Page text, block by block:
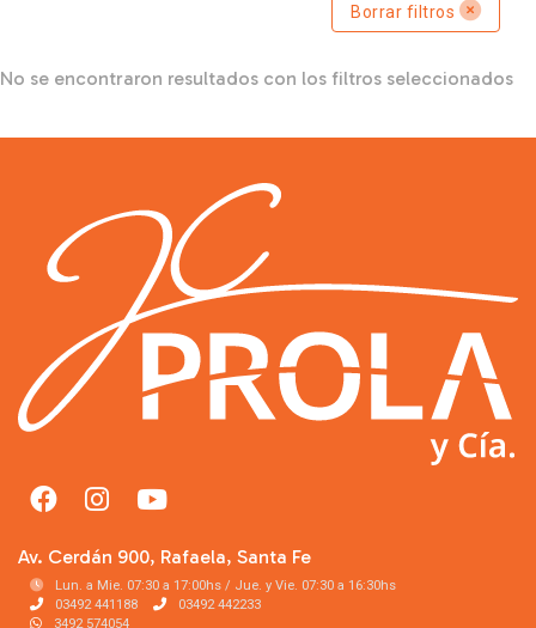
Borrar filtros
No se encontraron resultados con los filtros seleccionados
Av. Cerdán 900, Rafaela, Santa Fe
Lun. a Mie. 07:30 a 17:00hs / Jue. y Vie. 07:30 a 16:30hs
03492 441188
03492 442233
3492 574054